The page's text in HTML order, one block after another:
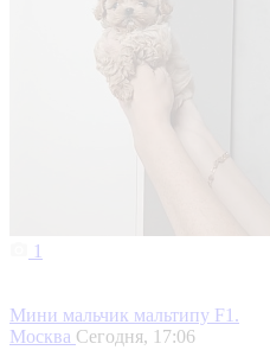
1
Мини мальчик мальтипу F1.
Москва Сегодня, 17:06